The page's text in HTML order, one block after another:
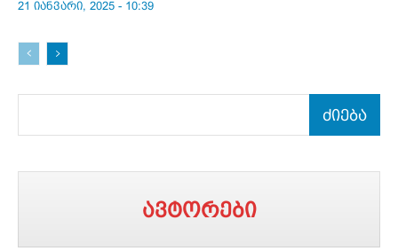
21 იანვარი, 2025 - 10:39
ძიება
ავტორები